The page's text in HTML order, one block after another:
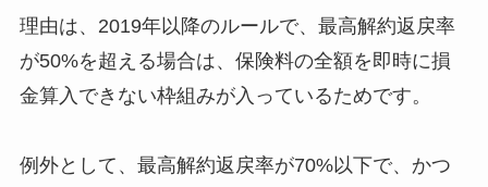
理由は、2019年以降のルールで、最高解約返戻率
が50%を超える場合は、保険料の全額を即時に損
金算入できない枠組みが入っているためです。
例外として、最高解約返戻率が70%以下で、かつ